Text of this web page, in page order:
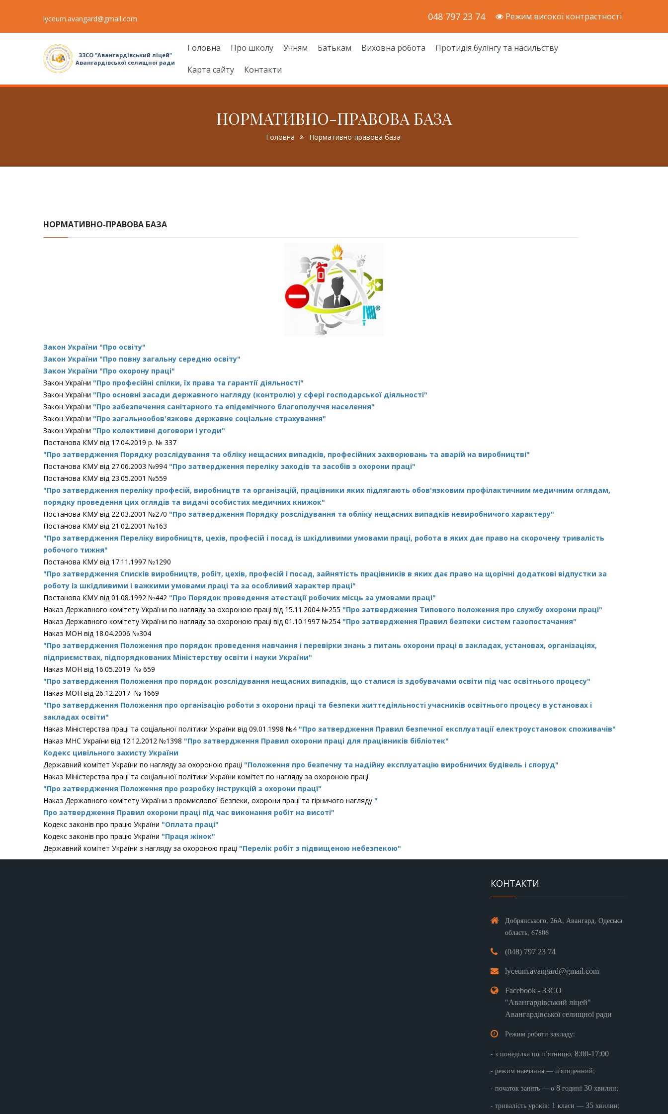
lyceum.avangard@gmail.com 048 797 23 74 Режим високої контрастності
ЗЗСО "Авангардівський ліцей"
Авангардівської селищної ради
Головна Про школу Учням Батькам Виховна робота
Протидія булінгу та насильству
Карта сайту
Контакти
НОРМАТИВНО-ПРАВОВА БАЗА
Головна Нормативно-правова база
НОРМАТИВНО-ПРАВОВА БАЗА
Закон України "Про освіту"
Закон України "Про повну загальну середню освіту"
Закон України "Про охорону праці"
Закон України "Про професійні спілки, їх права та гарантії діяльності"
Закон України "Про основні засади державного нагляду (контролю) у сфері господарської діяльності"
Закон України "Про забезпечення санітарного та епідемічного благополуччя населення"
Закон України "Про загальнообов'язкове державне соціальне страхування"
Закон України "Про колективні договори і угоди"
Постанова КМУ від 17.04.2019 р. № 337
"Про затвердження Порядку розслідування та обліку нещасних випадків, професійних захворювань та аварій на виробництві"
Постанова КМУ від 27.06.2003 №994 "Про затвердження переліку заходів та засобів з охорони праці"
Постанова КМУ від 23.05.2001 №559
"Про затвердження переліку професій, виробництв та організацій, працівники яких підлягають обов'язковим профілактичним медичним оглядам,
порядку проведення цих оглядів та видачі особистих медичних книжок"
Постанова КМУ від 22.03.2001 №270 "Про затвердження Порядку розслідування та обліку нещасних випадків невиробничого характеру"
Постанова КМУ від 21.02.2001 №163
"Про затвердження Переліку виробництв, цехів, професій і посад із шкідливими умовами праці, робота в яких дає право на скорочену тривалість
робочого тижня"
Постанова КМУ від 17.11.1997 №1290
"Про затвердження Списків виробництв, робіт, цехів, професій і посад, зайнятість працівників в яких дає право на щорічні додаткові відпустки за
роботу із шкідливими і важкими умовами праці та за особливий характер праці"
Постанова КМУ від 01.08.1992 №442 "Про Порядок проведення атестації робочих місць за умовами праці"
Наказ Державного комітету України по нагляду за охороною праці від 15.11.2004 №255 "Про затвердження Типового положення про службу охорони праці"
Наказ Державного комітету України по нагляду за охороною праці від 01.10.1997 №254 "Про затвердження Правил безпеки систем газопостачання"
Наказ МОН від 18.04.2006 №304
"Про затвердження Положення про порядок проведення навчання і перевірки знань з питань охорони праці в закладах, установах, організаціях,
підприємствах, підпорядкованих Міністерству освіти і науки України"
Наказ МОН від 16.05.2019 № 659
"Про затвердження Положення про порядок розслідування нещасних випадків, що сталися із здобувачами освіти під час освітнього процесу"
Наказ МОН від 26.12.2017 № 1669
"Про затвердження Положення про організацію роботи з охорони праці та безпеки життєдіяльності учасників освітнього процесу в установах і
закладах освіти"
Наказ Міністерства праці та соціальної політики України від 09.01.1998 №4 "Про затвердження Правил безпечної експлуатації електроустановок споживачів"
Наказ МНС України від 12.12.2012 №1398 "Про затвердження Правил охорони праці для працівників бібліотек"
Кодекс цивільного захисту України
Державний комітет України по нагляду за охороною праці "Положення про безпечну та надійну експлуатацію виробничих будівель і споруд"
Наказ Міністерства праці та соціальної політики України комітет по нагляду за охороною праці
"Про затвердження Положення про розробку інструкцій з охорони праці"
Наказ Державного комітету України з промислової безпеки, охорони праці та гірничого нагляду "
Про затвердження Правил охорони праці під час виконання робіт на висоті"
Кодекс законів про працю України "Оплата праці"
Кодекс законів про працю України "Праця жінок"
Державний комітет України з нагляду за охороною праці "Перелік робіт з підвищеною небезпекою"
КОНТАКТИ
Добрянського, 26А, Авангард, Одеська
область, 67806
(048) 797 23 74
lyceum.avangard@gmail.com
Facebook - ЗЗСО
"Авангардівський ліцей"
Авангардівської селищної ради
Режим роботи закладу:
- з понеділка по п’ятницю, 8:00-17:00
- режим навчання — п'ятиденний;
- початок занять — о 8 годині 30 хвилин;
- тривалість уроків: 1 класи — 35 хвилин;